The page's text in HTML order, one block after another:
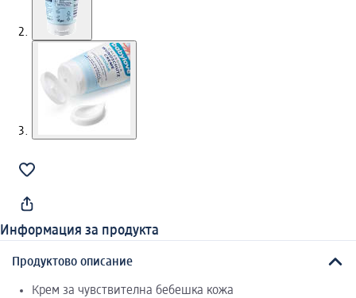
Информация за продукта
Продуктово описание
Крем за чувствителна бебешка кожа